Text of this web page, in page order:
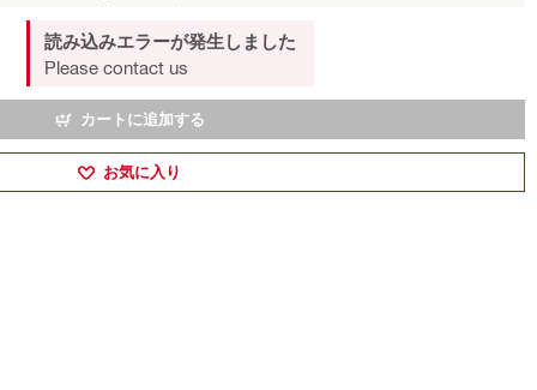
読み込みエラーが発生しました
Please contact us
カートに追加する
お気に入り